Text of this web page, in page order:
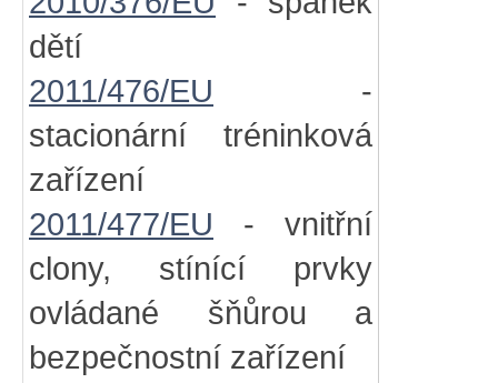
dětí
2011/476/EU -
stacionární tréninková
zařízení
2011/477/EU - vnitřní
clony, stínící prvky
ovládané šňůrou a
bezpečnostní zařízení